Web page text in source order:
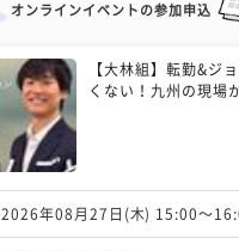
オンラインイベントの参加申込
【大林組】転勤&ジ
くない！九州の現場
2026年08月27日(木) 15:00〜